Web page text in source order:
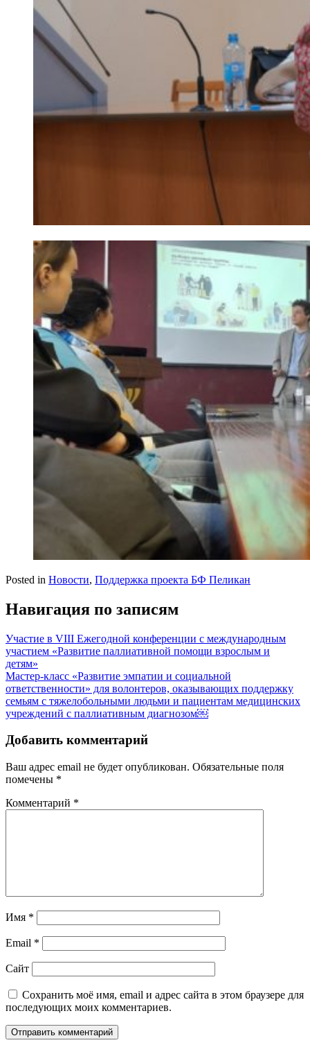
Posted in Новости, Поддержка проекта БФ Пеликан
Навигация по записям
Участие в VIII Ежегодной конференции с международным
участием «Развитие паллиативной помощи взрослым и
детям»
Мастер-класс «Развитие эмпатии и социальной
ответственности» для волонтеров, оказывающих поддержку
семьям с тяжелобольными людьми и пациентам медицинских
учреждений с паллиативным диагнозом￼
Добавить комментарий
Ваш адрес email не будет опубликован. Обязательные поля
помечены *
Комментарий *
Имя *
Email *
Сайт
Сохранить моё имя, email и адрес сайта в этом браузере для
последующих моих комментариев.